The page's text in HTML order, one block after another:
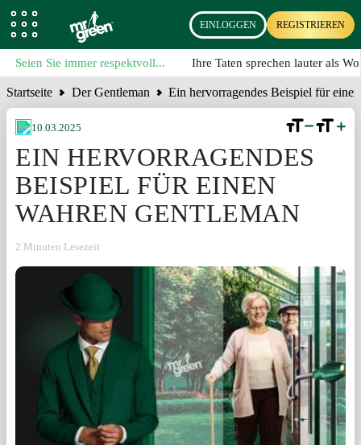
EINLOGGEN REGISTRIEREN
Startseite Der Gentleman Ein hervorragendes Beispiel für
EIN HERVORRAGENDES
BEISPIEL FÜR EINEN
WAHREN GENTLEMAN
10.03.2025
2 Minuten Lesezeit
Seien Sie immer respektvoll... Ihre Taten sprechen lauter als